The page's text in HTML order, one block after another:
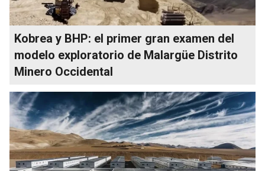
Kobrea y BHP: el primer gran examen del
modelo exploratorio de Malargüe Distrito
Minero Occidental